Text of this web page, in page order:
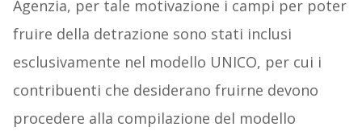
Agenzia, per tale motivazione i campi per poter
fruire della detrazione sono stati inclusi
esclusivamente nel modello UNICO, per cui i
contribuenti che desiderano fruirne devono
procedere alla compilazione del modello